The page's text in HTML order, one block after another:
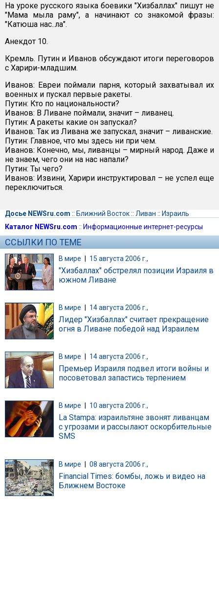
На уроке русского языка боевики "Хизбаллах" пишут не
"Мама мыла раму", а начинают со знакомой фразы:
"Катюша нас..ла".
Анекдот 10.
Кремль. Путин и Иванов обсуждают итоги переговоров
с Харири-младшим.
Иванов: Евреи поймали парня, который захватывал их
военных и пускал первые ракеты.
Путин: Кто по национальности?
Иванов: В Ливане поймали, значит – ливанец.
Путин: А ракеты какие он запускал?
Иванов: Так из Ливана же запускал, значит – ливанские.
Путин: Главное, что мы здесь ни при чем.
Иванов: Конечно, мы, ливанцы – мирный народ. Даже и
не знаем, чего они на нас напали?
Путин: Ты чего?
Иванов: Извини, Харири инструктировал – не успел еще
переключиться.
Досье NEWSru.com :: Ближний Восток:: Ливан :: Израиль
Каталог NEWSru.com :: Информационные интернет-ресурсы
ССЫЛКИ ПО ТЕМЕ
В мире | 15 августа 2006 г.,
"Хизбаллах" обстрелял позиции Израиля в
южном Ливане
В мире 14 августа 2006 г.,
Лидер "Хизбаллах" считает прекращение
огня в Ливане победой над Израилем
В мире 14 августа 2006 г.,
Премьер Израиля подвел итоги войны и
посоветовал запастись терпением
В мире 10 августа 2006 г.,
La Stampa: израильтяне звонят ливанцам
с угрозами и рассылают оскорбительные
SMS
В мире | 08 августа 2006 г.,
Financial Times: бомбы, ложь и видео на
Ближнем Востоке